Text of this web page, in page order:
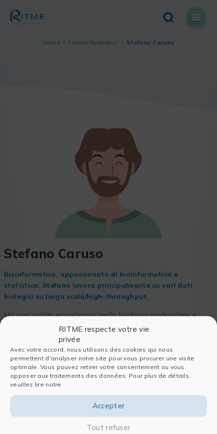
RITME respecte votre vie
privée
Avec votre accord, nous utilisons des cookies qui nous
permettent d'analyser notre site pour vous procurer une visite
optimale. Vous pouvez retirer votre consentement ou vous
opposer aux traitements des données. Pour plus de détails,
veuillez lire notre
Accepter
Tout refuser
content
Home I nostri formatori Stefano Caruso
Stefano Caruso
Bioinformatico, appassionato di bioinformatica e
statistica, Stefano lavora principalmente su vari dati
biologici su larga scala/high-throughput.
Ha una solida esperienza nella biologia molecolare e
cellulare del cancro. Assiste i nostri clienti nel settore
sanitario con questi problemi.